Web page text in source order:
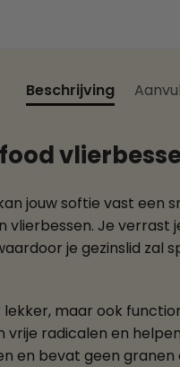
Beschrijving
jouw softie vast
Je
je gezinslid zal
maar ook
radicalen en
en bevat geen granen